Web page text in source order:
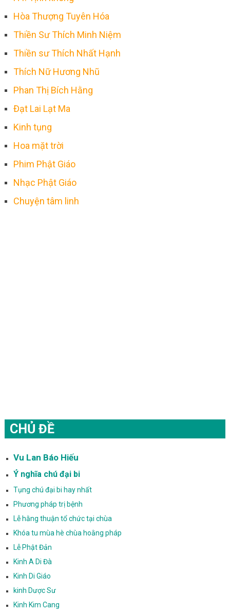
Hòa Thượng Tuyên Hóa
Thiền Sư Thích Minh Niệm
Thiền sư Thích Nhất Hạnh
Thích Nữ Hương Nhũ
Phan Thị Bích Hằng
Đạt Lai Lạt Ma
Kinh tụng
Hoa mặt trời
Phim Phật Giáo
Nhạc Phật Giáo
Chuyện tâm linh
CHỦ ĐỀ
Vu Lan Báo Hiếu
Ý nghĩa chú đại bi
Tụng chú đại bi hay nhất
Phương pháp trị bệnh
Lễ hằng thuận tổ chức tại chùa
Khóa tu mùa hè chùa hoằng pháp
Lễ Phật Đản
Kinh A Di Đà
Kinh Di Giáo
kinh Dược Sư
Kinh Kim Cang